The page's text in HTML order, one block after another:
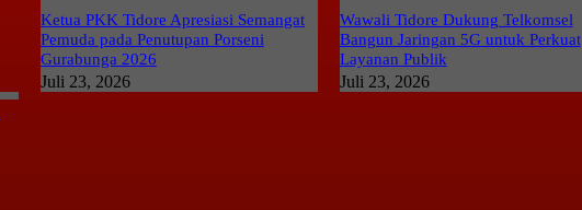
Ketua PKK Tidore Apresiasi Semangat
Pemuda pada Penutupan Porseni
Gurabunga 2026
Juli 23, 2026
Wawali Tidore Dukung Telkomsel
Bangun Jaringan 5G untuk Perkuat
Layanan Publik
Juli 23, 2026